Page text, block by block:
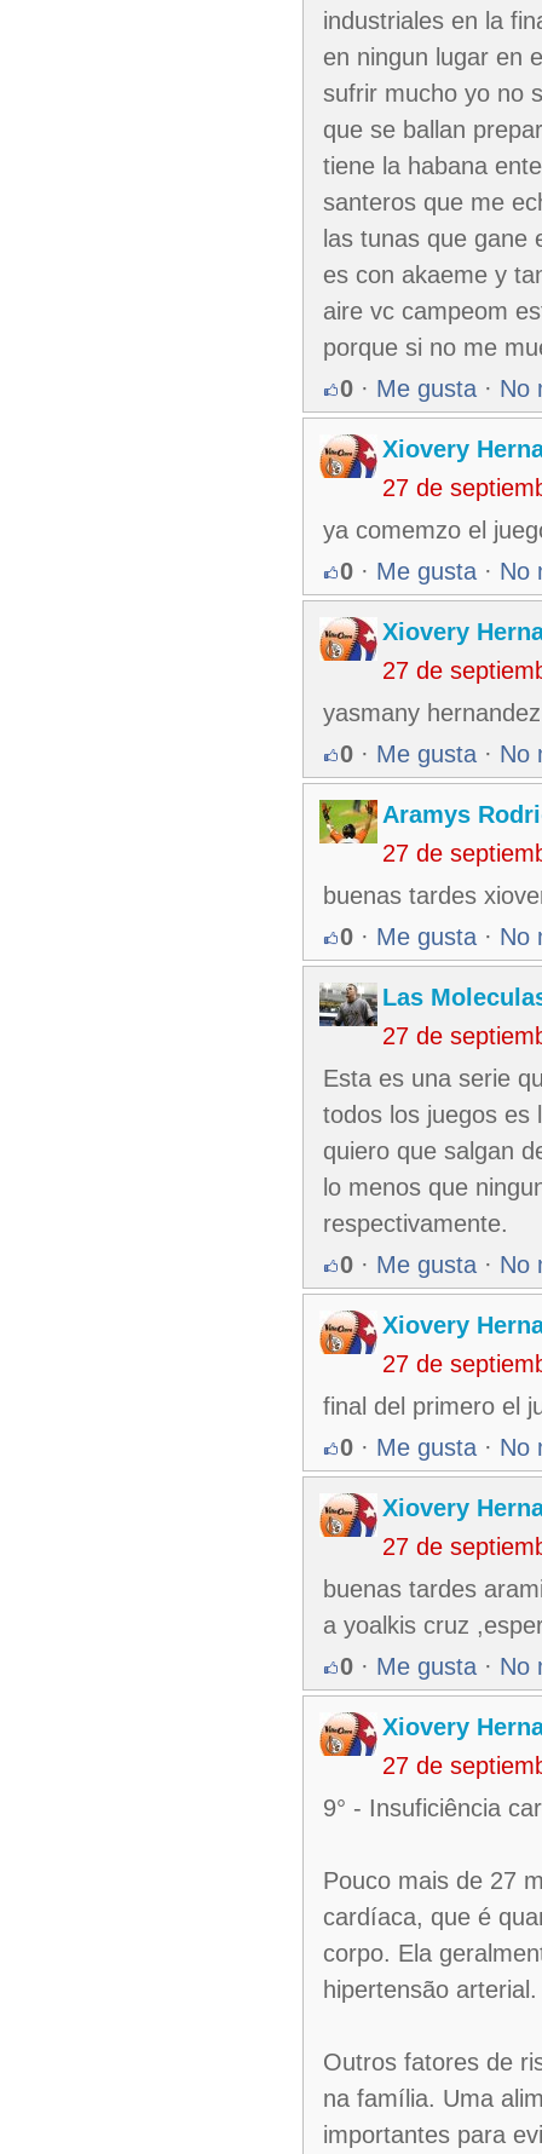
industriales en la
en ningun lugar en
sufrir mucho yo no
que se ballan
tiene la habana
santeros que me
las tunas que
es con akaeme y
aire vc campeom
porque si no me
0 · Me gusta · No
Xiovery
27 de
ya comemzo el
0 · Me gusta · No
Xiovery
27 de
yasmany
0 · Me gusta · No
Aramys
27 de
buenas tardes
0 · Me gusta · No
Las
27 de
Esta es una serie
todos los juegos es
quiero que salgan
lo menos que
respectivamente.
0 · Me gusta · No
Xiovery
27 de
final del primero el
0 · Me gusta · No
Xiovery
27 de
buenas tardes
a yoalkis cruz
0 · Me gusta · No
Xiovery
27 de
9° - Insuficiência
Pouco mais de 27
cardíaca, que é
corpo. Ela
hipertensão arterial.
Outros fatores de
na família. Uma
importantes para